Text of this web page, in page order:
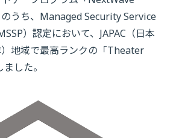
うち、Managed Security Service
）認定において、JAPAC（日本
地域で最高ランクの「Theater
した。